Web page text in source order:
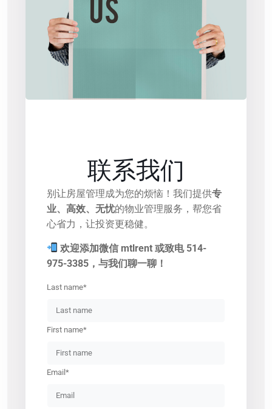
联系我们
别让房屋管理成为您的烦恼！我们提供专
业、高效、无忧的物业管理服务，帮您省
心省力，让投资更稳健。
欢迎添加微信 mtlrent 或致电 514-
975-3385，与我们聊一聊！
Last name*
First name*
Email*